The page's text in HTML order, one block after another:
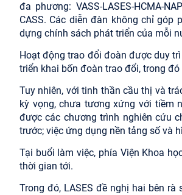
đa phương: VASS-LASES-HCMA-
CASS. Các diễn đàn không chỉ
dựng chính sách phát triển của mỗi
Hoạt động trao đổi đoàn được duy
triển khai bốn đoàn trao đổi, trong
Tuy nhiên, với tinh thần cầu thị và
kỳ vọng, chưa tương xứng với tiềm
được các chương trình nghiên cứu
trước; việc ứng dụng nền tảng số và
Tại buổi làm việc, phía Viện Khoa
thời gian tới.
Trong đó, LASES đề nghị hai bên